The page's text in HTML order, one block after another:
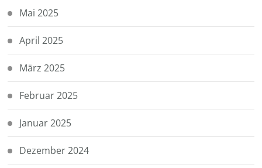
Mai 2025
April 2025
März 2025
Februar 2025
Januar 2025
Dezember 2024